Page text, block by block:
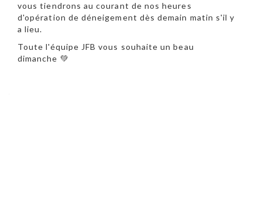
vous tiendrons au courant de nos heures
d'opération de déneigement dès demain matin s'il y
a lieu.
Toute l'équipe JFB vous souhaite un beau
dimanche 💚